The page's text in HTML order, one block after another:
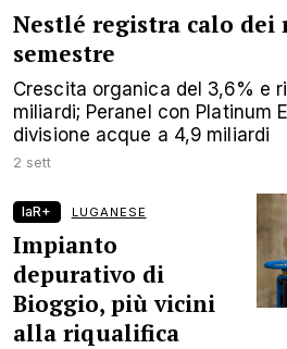
Nestlé registra calo dei
semestre
Crescita organica del 3,6% e
miliardi; Peranel con Platinum
divisione acque a 4,9 miliardi
2 sett
laR+ LUGANESE
Impianto
depurativo di
Bioggio, più vicini
alla riqualifica